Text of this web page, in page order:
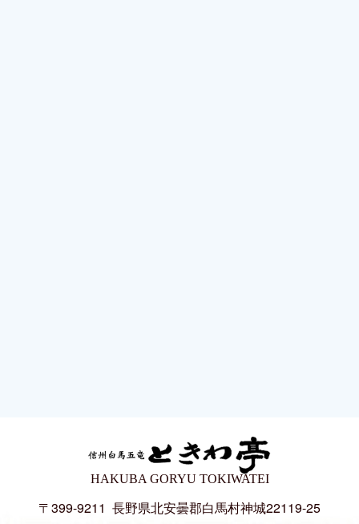
HAKUBA GORYU TOKIWATEI
〒399-9211 長野県北安曇郡白馬村神城22119-25